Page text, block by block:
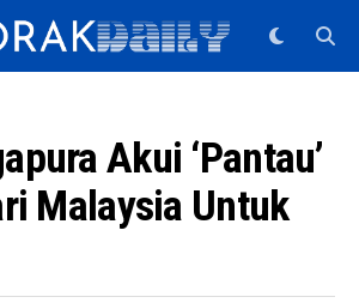
Akui ‘Pantau’
Malaysia Untuk